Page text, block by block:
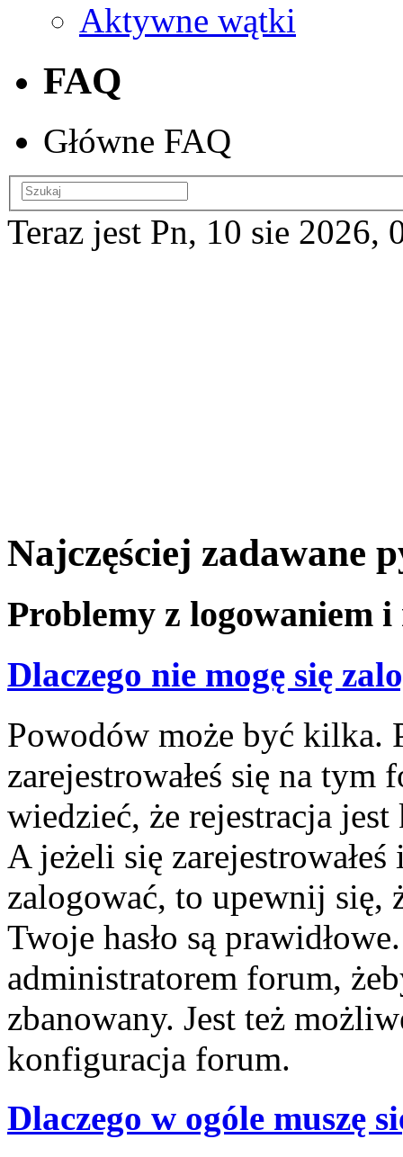
Aktywne wątki
FAQ
Główne FAQ
Teraz jest Pn, 10 sie 2026,
Najczęściej zadawane
Problemy z logowaniem
Dlaczego nie mogę się
Powodów może być kilka.
zarejestrowałeś się na tym
wiedzieć, że rejestracja
A jeżeli się
zalogować, to upewnij się,
Twoje hasło są
administratorem forum,
zbanowany. Jest też
konfiguracja forum.
Dlaczego w ogóle muszę